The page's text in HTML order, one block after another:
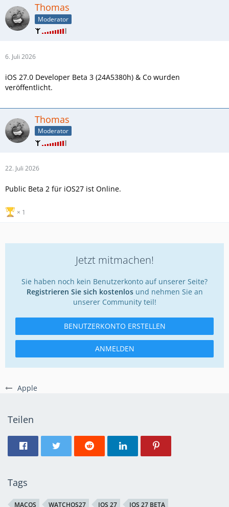
Apple
Thomas
Moderator
6. Juli 2026
iOS 27.0 Developer Beta 3 (24A5380h) & Co wurden
veröffentlicht.
Thomas
Moderator
22. Juli 2026
Public Beta 2 für iOS27 ist Online.
1
Jetzt mitmachen!
Sie haben noch kein Benutzerkonto auf unserer Seite?
Registrieren Sie sich kostenlosund nehmen Sie an
unserer Community teil!
BENUTZERKONTO ERSTELLEN
ANMELDEN
Teilen
Tags
MACOS WATCHOS27 IOS 27 IOS 27 BETA